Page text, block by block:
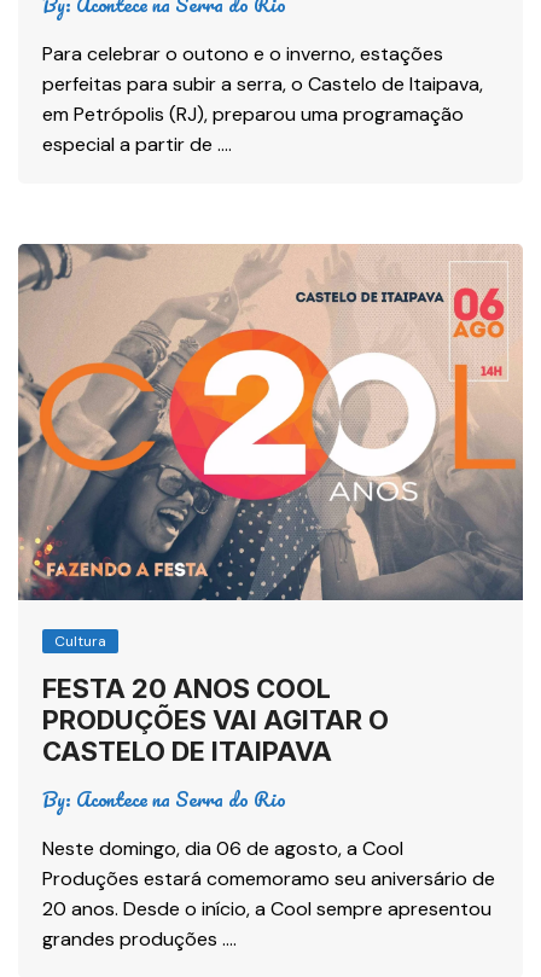
Para celebrar o outono e o inverno, estações
perfeitas para subir a serra, o Castelo de Itaipava,
em Petrópolis (RJ), preparou uma programação
especial a partir de ….
Cultura
FESTA 20 ANOS COOL
PRODUÇÕES VAI AGITAR O
CASTELO DE ITAIPAVA
By: Acontece na Serra do Rio
Neste domingo, dia 06 de agosto, a Cool
Produções estará comemoramo seu aniversário de
20 anos. Desde o início, a Cool sempre apresentou
grandes produções ….